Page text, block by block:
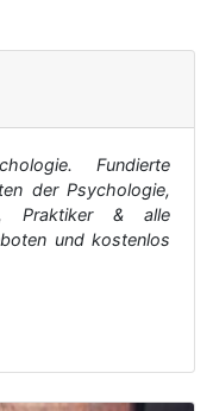
Fundierte
der Psychologie,
Praktiker & alle
und kostenlos